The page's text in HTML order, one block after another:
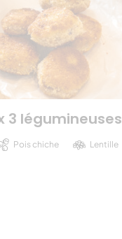
3 légumineuses
Pois chiche
Lentille